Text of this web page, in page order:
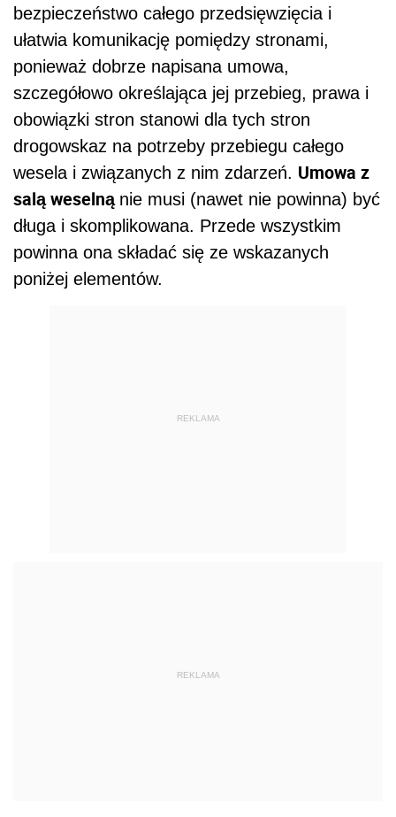
bezpieczeństwo całego przedsięwzięcia i
ułatwia komunikację pomiędzy stronami,
ponieważ dobrze napisana umowa,
szczegółowo określająca jej przebieg, prawa i
obowiązki stron stanowi dla tych stron
drogowskaz na potrzeby przebiegu całego
wesela i związanych z nim zdarzeń. Umowa z
salą weselną nie musi (nawet nie powinna) być
długa i skomplikowana. Przede wszystkim
powinna ona składać się ze wskazanych
poniżej elementów.
REKLAMA
REKLAMA